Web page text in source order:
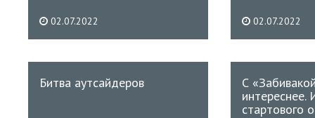
02.07.2022 02.07.2022
Битва аутсайдеров
С
интереснее.
стартового